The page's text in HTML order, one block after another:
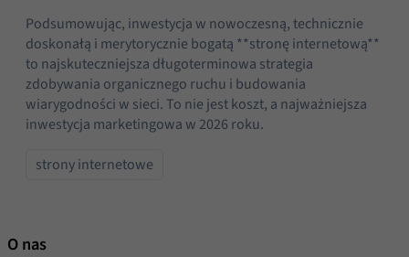
Podsumowując, inwestycja w nowoczesną, technicznie
doskonałą i merytorycznie bogatą **stronę internetową**
to najskuteczniejsza długoterminowa strategia
zdobywania organicznego ruchu i budowania
wiarygodności w sieci. To nie jest koszt, a najważniejsza
inwestycja marketingowa w 2026 roku.
strony internetowe
O nas
poprawić
funkcjonalność
i strukturę
strony
internetowej,
na podstawie